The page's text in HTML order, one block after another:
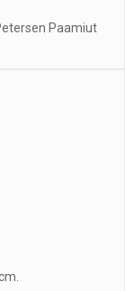
Paamiut